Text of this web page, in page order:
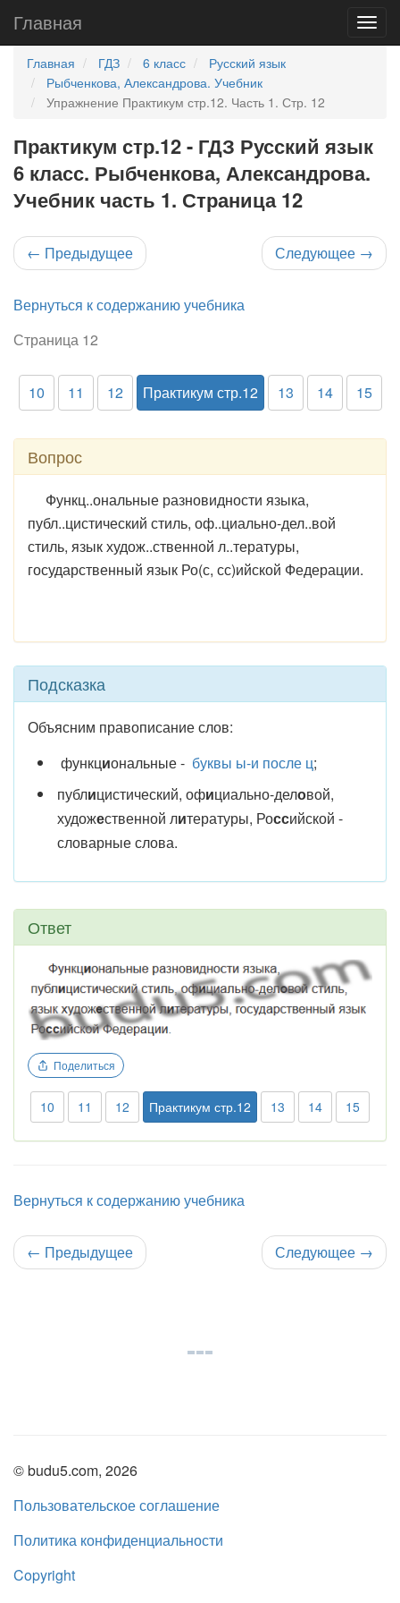
Главная
Главная ГДЗ 6 класс
Русский язык
Рыбченкова, Александрова. Учебник
Упражнение Практикум стр.12. Часть 1. Стр. 12
Практикум стр.12 - ГДЗ Русский язык
6 класс. Рыбченкова, Александрова.
Учебник часть 1. Страница 12
← Предыдущее Следующее →
Вернуться к содержанию учебника
Страница 12
10 11 12 Практикум стр.12 13 14 15
Вопрос
Функц..ональные разновидности языка,
публ..цистический стиль, оф..циально-дел..вой
стиль, язык худож..ственной л..тературы,
государственный язык Ро(с, сс)ийской Федерации.
Подсказка
Объясним правописание слов:
функциональные - буквы ы-и после ц;
публицистический, официально-деловой,
художественной литературы, Российской -
словарные слова.
Ответ
Поделиться
10 11 12 Практикум стр.12 13 14 15
Вернуться к содержанию учебника
← Предыдущее Следующее →
© budu5.com, 2026
Пользовательское соглашение
Политика конфиденциальности
Copyright